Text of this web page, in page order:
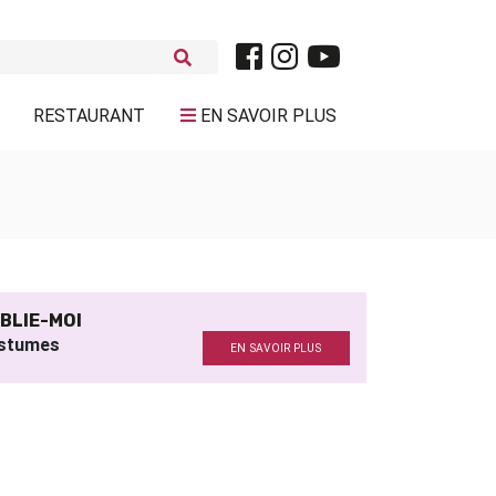
RESTAURANT EN SAVOIR PLUS
MOI
EN SAVOIR PLUS